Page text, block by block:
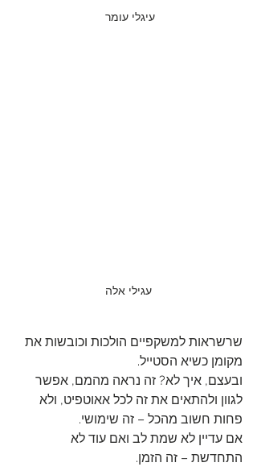
עיגלי עומר
עגילי אלה
שרשראות למשקפיים הולכות וכובשות את
מקומן כשיא הסטייל.
ובעצם, איך לא? זה נראה מהמם, אפשר
לגוון ולהתאים את זה לכל אאוטפיט, ולא
פחות חשוב מהכל – זה שימושי.
אם עדיין לא שמת לב ואם עוד לא
התחדשת – זה הזמן.